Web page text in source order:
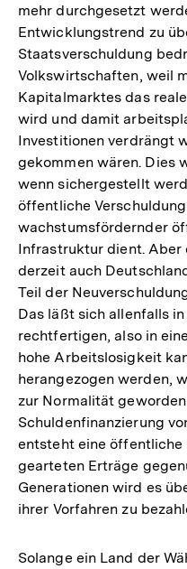
mehr durchgesetzt
Entwicklungstrend zu
Staatsverschuldung
Volkswirtschaften, weil
Kapitalmarktes das
wird und damit
Investitionen verdrängt
gekommen wären. Dies
wenn sichergestellt
öffentliche
wachstumsfördernder
Infrastruktur dient. Aber
derzeit auch
Teil der
Das läßt sich allenfalls
rechtfertigen, also in
hohe Arbeitslosigkeit
herangezogen werden,
zur Normalität
Schuldenfinanzierung
entsteht eine öffentliche
gearteten Erträge
Generationen wird es
ihrer Vorfahren zu
Solange ein Land der